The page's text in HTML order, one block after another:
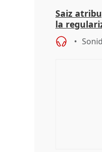
Saiz
la
del